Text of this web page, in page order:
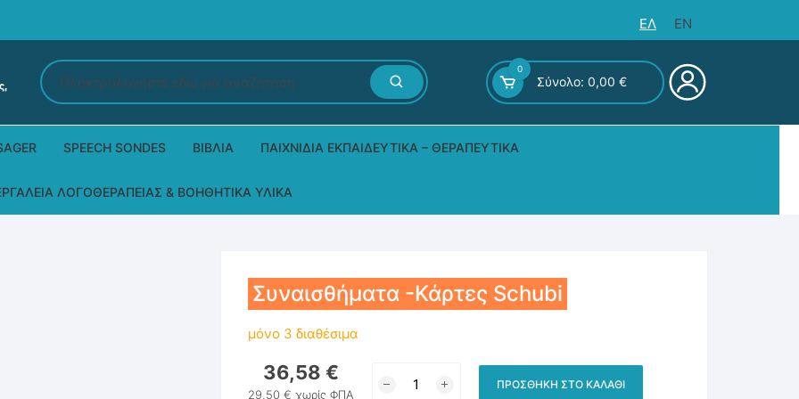
ΕΛ EN
Αναζήτηση
για:
0
Σύνολο:0,00€
SPEECH SONDES ΒΙΒΛΊΑ
Εκδόσεις Ρόδων
Παραμύθια στη νοηματική
ΠΑΙΧΝΊΔΙΑ ΕΚΠΑΙΔΕΥΤΙΚΆ – ΘΕΡΑΠΕΥΤΙΚΆ
Δεξιοτήτων – Μίμησης – Επιτραπέζια
Μουσικά
ΛΟΓΟΘΕΡΑΠΕΊΑΣ & ΒΟΗΘΗΤΙΚΆ ΥΛΙΚΆ
Συναισθήματα -Κάρτες Schubi
μόνο 3 διαθέσιμα
36,58 €
29,50 € χωρίς ΦΠΑ
-Κάρτες
ΠΡΟΣΘΉΚΗ ΣΤΟ ΚΑΛΆΘΙ